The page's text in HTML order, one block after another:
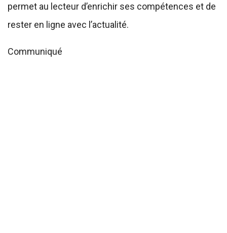
permet au lecteur d’enrichir ses compétences et de
rester en ligne avec l’actualité.
Communiqué